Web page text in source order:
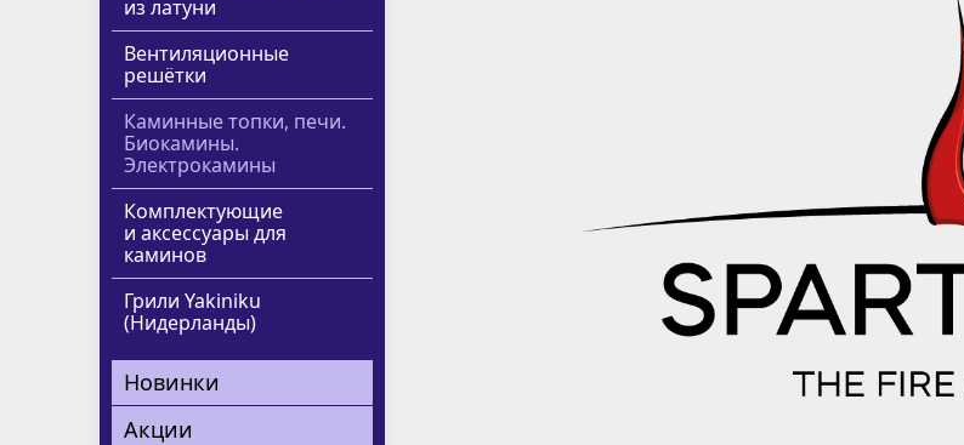
из латуни
Вентиляционные
решётки
Каминные топки, печи.
Биокамины.
Электрокамины
Комплектующие
и аксессуары для
каминов
Грили Yakiniku
(Нидерланды)
Новинки
Акции